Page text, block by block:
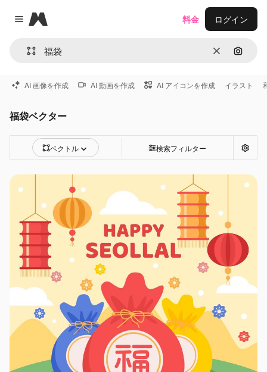
Close menu
Magnific
消去 画像で
料金 ログイン
AI 画像を作成 AI 動画を作成 AI アイコンを作成 イラスト
福袋ベクター
ベクトル 検索フィルター